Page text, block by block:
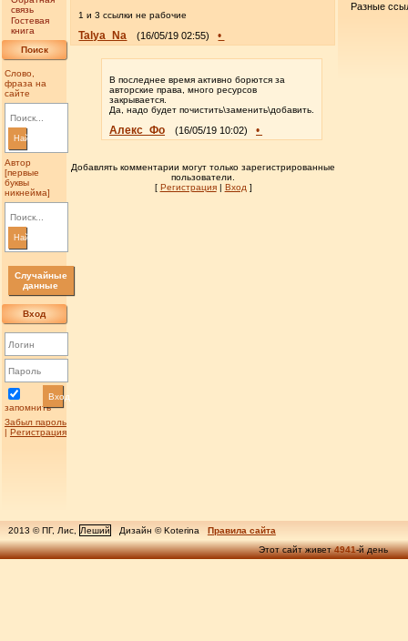
связь
Гостевая
книга
Поиск
Слово,
фраза на
сайте
Найти
Автор
[первые
буквы
никнейма]
Найти
Случайные
данные
Вход
запомнить
Вход
Забыл пароль
| Регистрация
Разные
1 и 3 ссылки не рабочие
Talya_Na (16/05/19 02:55) •
В последнее время активно борются за
авторские права, много ресурсов
закрывается.
Да, надо будет почистить\заменить\добавить.
Алекс_Фо (16/05/19 10:02) •
Добавлять комментарии могут только зарегистрированные
пользователи.
[ Регистрация| Вход ]
2013 © ПГ, Лис, Леший Дизайн © Koterina
Правила сайта
Этот сайт живет4941-й день